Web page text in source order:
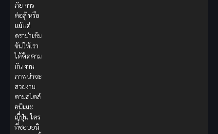
ภัย การ
ต่อสู้ หรือ
แม้แต่
ดราม่าเข้ม
ข้นให้เรา
ได้ติดตาม
กัน งาน
ภาพน่าจะ
สวยงาม
ตามสไตล์
อนิเมะ
ญี่ปุ่น ใคร
ที่ชอบอนิ